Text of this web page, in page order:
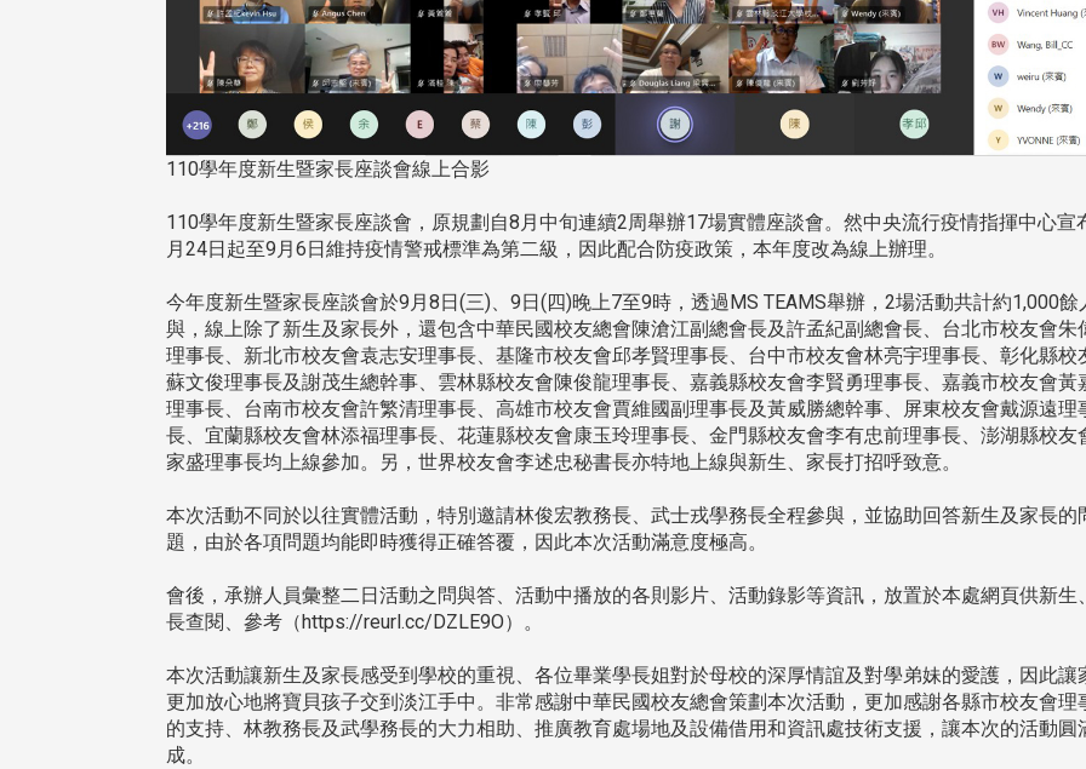
110學年度新生暨家長座談會線上合影
110學年度新生暨家長座談會，原規劃自8月中旬連續2周舉辦17場實體座談會。然中央流行疫情指揮中心宣
月24日起至9月6日維持疫情警戒標準為第二級，因此配合防疫政策，本年度改為線上辦理。
今年度新生暨家長座談會於9月8日(三)、9日(四)晚上7至9時，透過MS TEAMS舉辦，2場活動共計約1,000餘
與，線上除了新生及家長外，還包含中華民國校友總會陳滄江副總會長及許孟紀副總會長、台北市校友會朱
理事長、新北市校友會袁志安理事長、基隆市校友會邱孝賢理事長、台中市校友會林亮宇理事長、彰化縣校
蘇文俊理事長及謝茂生總幹事、雲林縣校友會陳俊龍理事長、嘉義縣校友會李賢勇理事長、嘉義市校友會黃
理事長、台南市校友會許繁清理事長、高雄市校友會賈維國副理事長及黃威勝總幹事、屏東校友會戴源遠理
長、宜蘭縣校友會林添福理事長、花蓮縣校友會康玉玲理事長、金門縣校友會李有忠前理事長、澎湖縣校友
家盛理事長均上線參加。另，世界校友會李述忠秘書長亦特地上線與新生、家長打招呼致意。
本次活動不同於以往實體活動，特別邀請林俊宏教務長、武士戎學務長全程參與，並協助回答新生及家長的
題，由於各項問題均能即時獲得正確答覆，因此本次活動滿意度極高。
會後，承辦人員彙整二日活動之問與答、活動中播放的各則影片、活動錄影等資訊，放置於本處網頁供新生
長查閱、參考（https://reurl.cc/DZLE9O）。
本次活動讓新生及家長感受到學校的重視、各位畢業學長姐對於母校的深厚情誼及對學弟妹的愛護，因此讓
更加放心地將寶貝孩子交到淡江手中。非常感謝中華民國校友總會策劃本次活動，更加感謝各縣市校友會理
的支持、林教務長及武學務長的大力相助、推廣教育處場地及設備借用和資訊處技術支援，讓本次的活動圓
成。